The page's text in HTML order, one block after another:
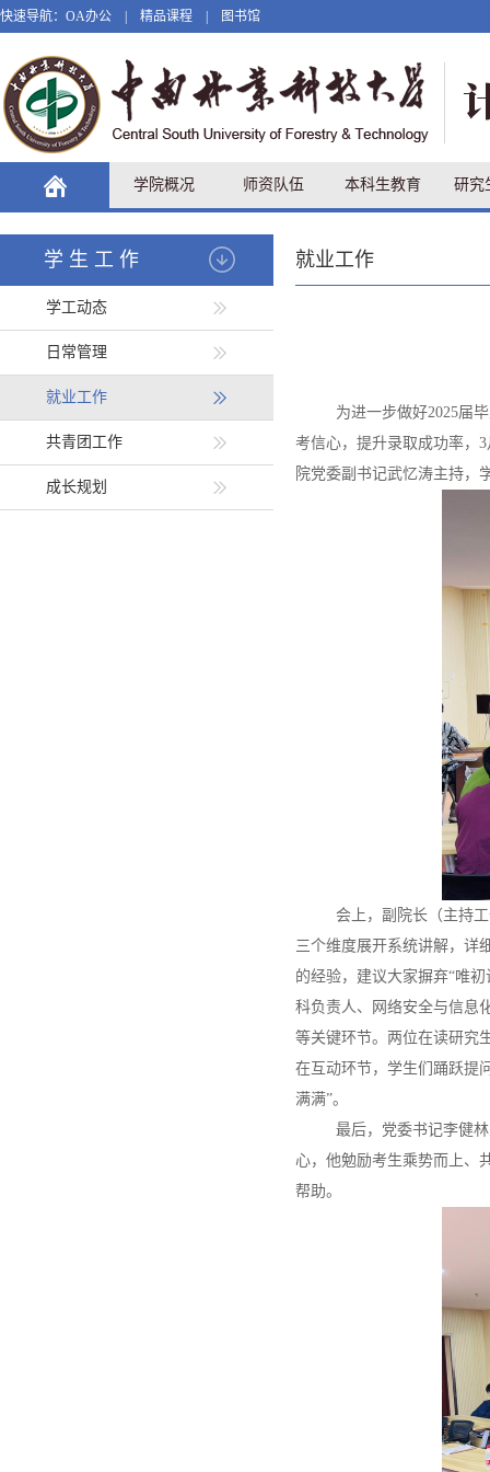
快速导航： OA办公 精品课程 图书馆
学院概况 师资队伍 本科生教育 研究
学生工作
学工动态
日常管理
就业工作
共青团工作
成长规划
就业工作
为进一步做好2025届
考信心，提升录取成功率，
院党委副书记武忆涛主持，
会上，副院长（主持
三个维度展开系统讲解，详
的经验，建议大家摒弃“唯
科负责人、网络安全与信息
等关键环节。两位在读研究
在互动环节，学生们踊跃提
满满”。
最后，党委书记李健
心，他勉励考生乘势而上、
帮助。